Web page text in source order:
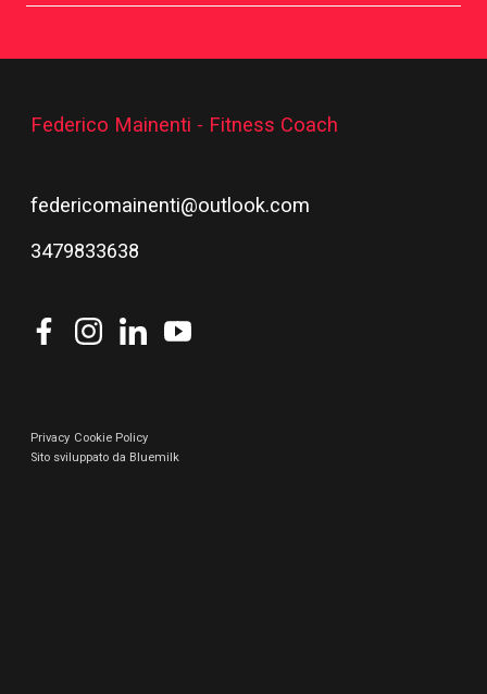
Federico Mainenti - Fitness Coach
federicomainenti@outlook.com
3479833638
Privacy Cookie Policy
Sito sviluppato da Bluemilk